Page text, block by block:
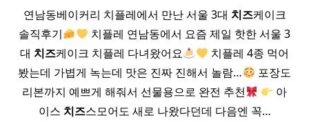
연남동베이커리 치플레에서 만난 서울 3대 치즈케이크
솔직후기
치플레 연남동에서 요즘 제일 핫한 서울 3
대치즈케이크 치플레 다녀왔어요
치플레 4종 먹어
봤는데 가볍게 녹는데 맛은 진짜 진해서 놀람…
포장도
리본까지 예쁘게 해줘서 선물용으로 완전 추천
아
이스 치즈스모어도 새로 나왔다던데 다음엔 꼭…